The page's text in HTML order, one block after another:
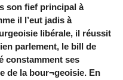
son fief principal à
il l’eut jadis à
libérale, il réussit
parlement, le bill de
constamment ses
de la bour¬geoisie. En